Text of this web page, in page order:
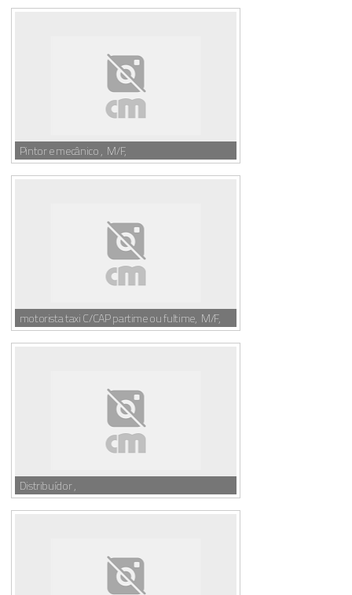
Pintor e mecânico , M/F,
motorista taxi C/CAP partime ou fultime, M/F,
Distribuídor ,